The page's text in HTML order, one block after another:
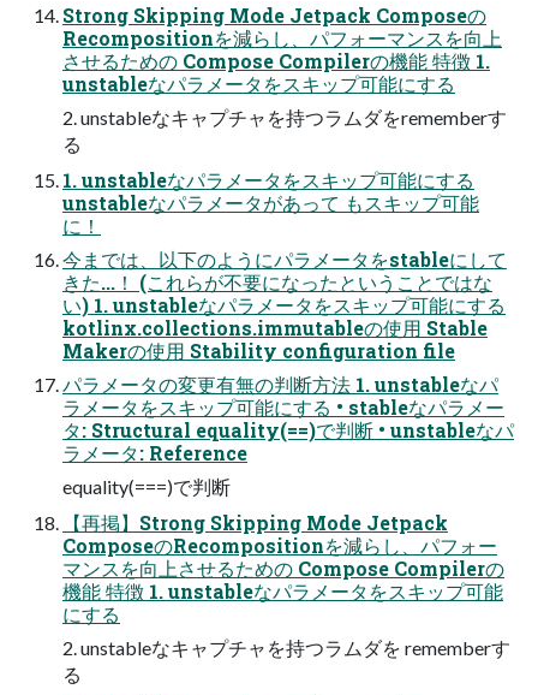
Strong Skipping Mode Jetpack Composeの
Recompositionを減らし、パフォーマンスを向上
させるための Compose Compilerの機能 特徴 1.
unstableなパラメータをスキップ可能にする
2. unstableなキャプチャを持つラムダをrememberす
る
1. unstableなパラメータをスキップ可能にする
unstableなパラメータがあって もスキップ可能
に！
今までは、以下のようにパラメータをstableにして
きた...！ (これらが不要になったということではな
い) 1. unstableなパラメータをスキップ可能にする
kotlinx.collections.immutableの使用 Stable
Makerの使用 Stability configuration file
パラメータの変更有無の判断方法 1. unstableなパ
ラメータをスキップ可能にする • stableなパラメー
タ: Structural equality(==)で判断 • unstableなパ
ラメータ: Reference
equality(===)で判断
【再掲】Strong Skipping Mode Jetpack
ComposeのRecompositionを減らし、パフォー
マンスを向上させるための Compose Compilerの
機能 特徴 1. unstableなパラメータをスキップ可能
にする
2. unstableなキャプチャを持つラムダを rememberす
る